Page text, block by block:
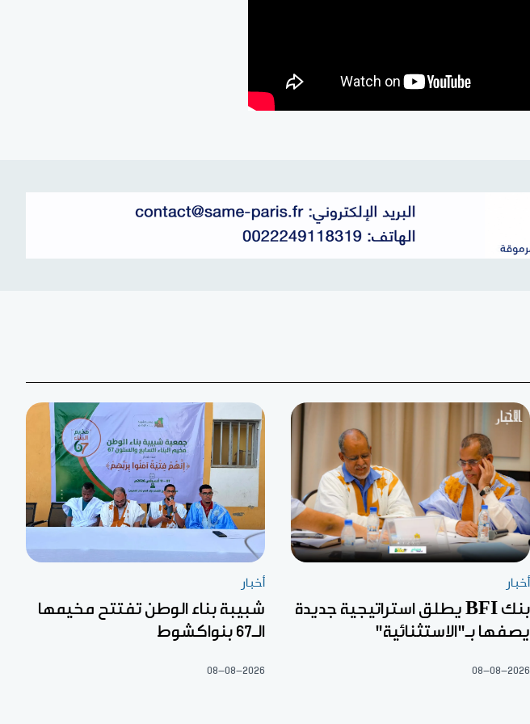
أخبار
بنك BFI يطلق استراتيجية جديدة
يصفها بـ"الاستثنائية"
08-08-2026
أخبار
شبيبة بناء الوطن تفتتح مخيمها
الـ67 بنواكشوط
08-08-2026